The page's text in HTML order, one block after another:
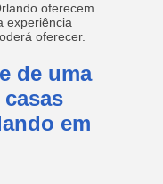
oferecem
experiência
oferecer.
de uma
em